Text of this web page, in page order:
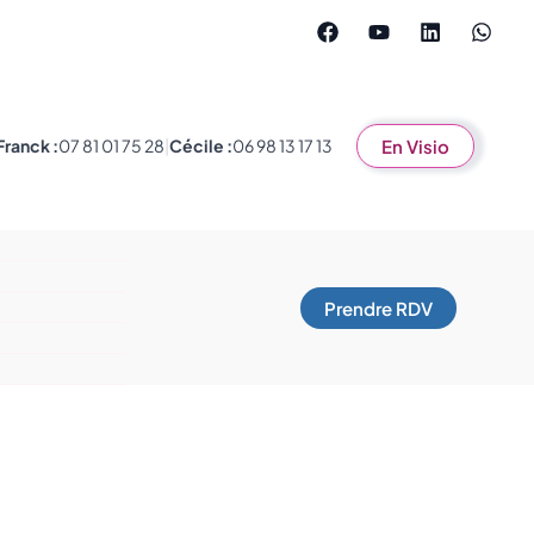
:07 81 01 75 28|Cécile :06 98 13 17 13 En Visio
Prendre RDV